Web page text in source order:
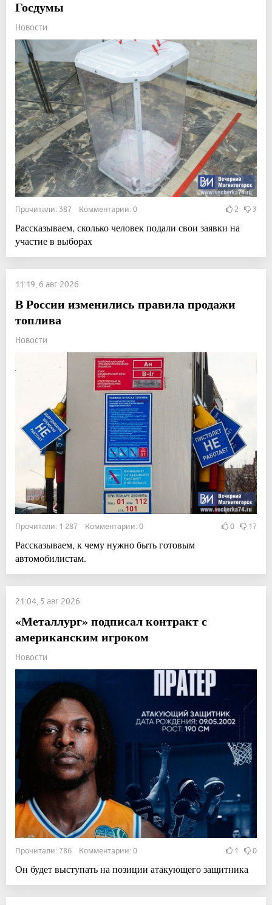
Госдумы
Новости
Прочитали: 387 Комментарии: 0 2 3
Рассказываем, сколько человек подали свои заявки на
участие в выборах
11:19, 6 авг 2026
В России изменились правила продажи
топлива
Новости
Прочитали: 1 287 Комментарии: 0 0 17
Рассказываем, к чему нужно быть готовым
автомобилистам.
21:04, 5 авг 2026
«Металлург» подписал контракт с
американским игроком
Новости
Прочитали: 786 Комментарии: 0 1 0
Он будет выступать на позиции атакующего защитника